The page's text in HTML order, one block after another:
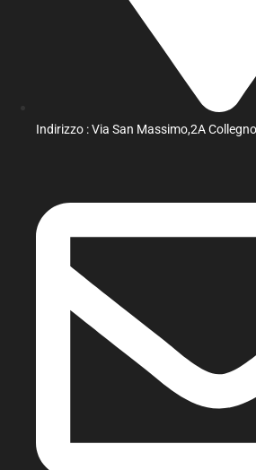
Indirizzo : Via San Massimo,2A